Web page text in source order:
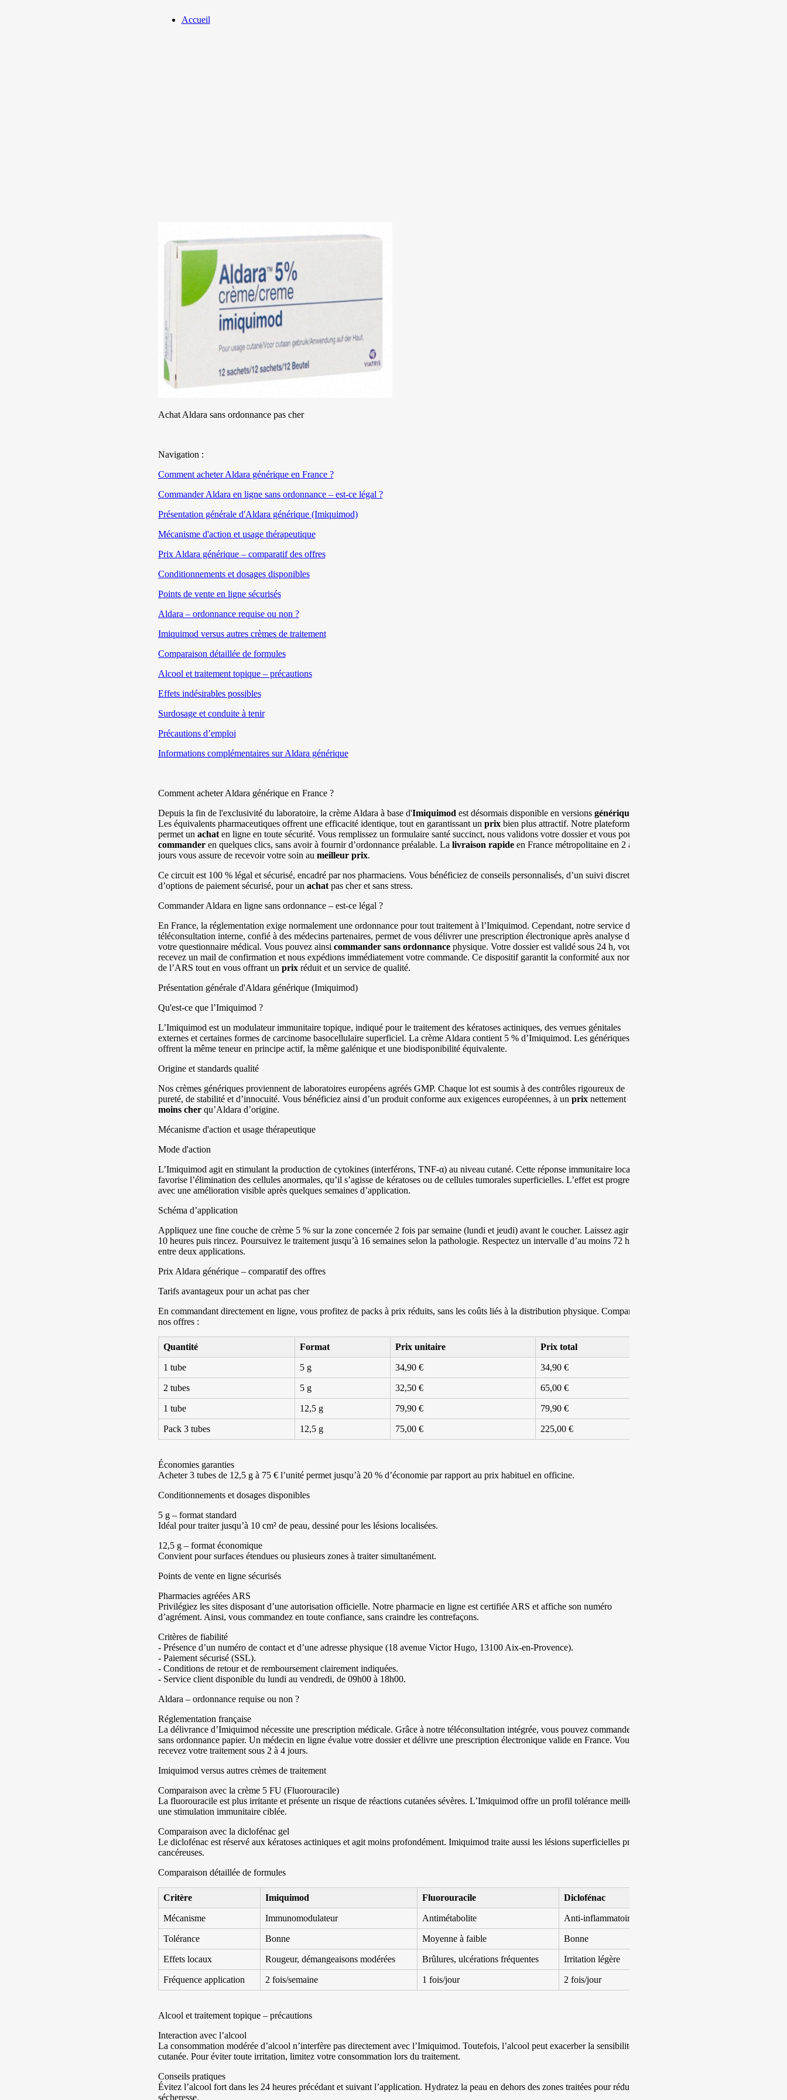
Accueil
Achat Aldara sans ordonnance pas cher
Navigation :
Comment acheter Aldara générique en France ?
Commander Aldara en ligne sans ordonnance – est-ce légal ?
Présentation générale d'Aldara générique (Imiquimod)
Mécanisme d'action et usage thérapeutique
Prix Aldara générique – comparatif des offres
Conditionnements et dosages disponibles
Points de vente en ligne sécurisés
Aldara – ordonnance requise ou non ?
Imiquimod versus autres crèmes de traitement
Comparaison détaillée de formules
Alcool et traitement topique – précautions
Effets indésirables possibles
Surdosage et conduite à tenir
Précautions d’emploi
Informations complémentaires sur Aldara générique
Comment acheter Aldara générique en France ?
Depuis la fin de l'exclusivité du laboratoire, la crème Aldara à base d'Imiquimod est désormais disponible en versions génériques
Les équivalents pharmaceutiques offrent une efficacité identique, tout en garantissant un prixbien plus attractif. Notre plateforme
permet un achaten ligne en toute sécurité. Vous remplissez un formulaire santé succinct, nous validons votre dossier et vous pouvez
commanderen quelques clics, sans avoir à fournir d’ordonnance préalable. La livraison rapideen France métropolitaine en 2 à 4
jours vous assure de recevoir votre soin au meilleur prix.
Ce circuit est 100 % légal et sécurisé, encadré par nos pharmaciens. Vous bénéficiez de conseils personnalisés, d’un suivi discret et
d’options de paiement sécurisé, pour un achatpas cher et sans stress.
Commander Aldara en ligne sans ordonnance – est-ce légal ?
En France, la réglementation exige normalement une ordonnance pour tout traitement à l’Imiquimod. Cependant, notre service de
téléconsultation interne, confié à des médecins partenaires, permet de vous délivrer une prescription électronique après analyse de
votre questionnaire médical. Vous pouvez ainsi commander sans ordonnancephysique. Votre dossier est validé sous 24 h, vous
recevez un mail de confirmation et nous expédions immédiatement votre commande. Ce dispositif garantit la conformité aux normes
de l’ARS tout en vous offrant un prixréduit et un service de qualité.
Présentation générale d'Aldara générique (Imiquimod)
Qu'est-ce que l’Imiquimod ?
L’Imiquimod est un modulateur immunitaire topique, indiqué pour le traitement des kératoses actiniques, des verrues génitales
externes et certaines formes de carcinome basocellulaire superficiel. La crème Aldara contient 5 % d’Imiquimod. Les génériques
offrent la même teneur en principe actif, la même galénique et une biodisponibilité équivalente.
Origine et standards qualité
Nos crèmes génériques proviennent de laboratoires européens agréés GMP. Chaque lot est soumis à des contrôles rigoureux de
pureté, de stabilité et d’innocuité. Vous bénéficiez ainsi d’un produit conforme aux exigences européennes, à un prixnettement
moins cherqu’Aldara d’origine.
Mécanisme d'action et usage thérapeutique
Mode d'action
L’Imiquimod agit en stimulant la production de cytokines (interférons, TNF-α) au niveau cutané. Cette réponse immunitaire locale
favorise l’élimination des cellules anormales, qu’il s’agisse de kératoses ou de cellules tumorales superficielles. L’effet est progressif,
avec une amélioration visible après quelques semaines d’application.
Schéma d’application
Appliquez une fine couche de crème 5 % sur la zone concernée 2 fois par semaine (lundi et jeudi) avant le coucher. Laissez agir 6 à
10 heures puis rincez. Poursuivez le traitement jusqu’à 16 semaines selon la pathologie. Respectez un intervalle d’au moins 72 heures
entre deux applications.
Prix Aldara générique – comparatif des offres
Tarifs avantageux pour un achat pas cher
En commandant directement en ligne, vous profitez de packs à prix réduits, sans les coûts liés à la distribution physique. Comparez
nos offres :
Quantité Format Prix unitaire Prix total
1 tube 5 g 34,90 € 34,90 €
2 tubes 5 g 32,50 € 65,00 €
1 tube 12,5 g 79,90 € 79,90 €
Pack 3 tubes 12,5 g 75,00 € 225,00 €
Économies garanties
Acheter 3 tubes de 12,5 g à 75 € l’unité permet jusqu’à 20 % d’économie par rapport au prix habituel en officine.
Conditionnements et dosages disponibles
5 g – format standard
Idéal pour traiter jusqu’à 10 cm² de peau, dessiné pour les lésions localisées.
12,5 g – format économique
Convient pour surfaces étendues ou plusieurs zones à traiter simultanément.
Points de vente en ligne sécurisés
Pharmacies agréées ARS
Privilégiez les sites disposant d’une autorisation officielle. Notre pharmacie en ligne est certifiée ARS et affiche son numéro
d’agrément. Ainsi, vous commandez en toute confiance, sans craindre les contrefaçons.
Critères de fiabilité
- Présence d’un numéro de contact et d’une adresse physique (18 avenue Victor Hugo, 13100 Aix-en-Provence).
- Paiement sécurisé (SSL).
- Conditions de retour et de remboursement clairement indiquées.
- Service client disponible du lundi au vendredi, de 09h00 à 18h00.
Aldara – ordonnance requise ou non ?
Réglementation française
La délivrance d’Imiquimod nécessite une prescription médicale. Grâce à notre téléconsultation intégrée, vous pouvez commander
sans ordonnance papier. Un médecin en ligne évalue votre dossier et délivre une prescription électronique valide en France. Vous
recevez votre traitement sous 2 à 4 jours.
Imiquimod versus autres crèmes de traitement
Comparaison avec la crème 5 FU (Fluorouracile)
La fluorouracile est plus irritante et présente un risque de réactions cutanées sévères. L’Imiquimod offre un profil tolérance meilleur et
une stimulation immunitaire ciblée.
Comparaison avec la diclofénac gel
Le diclofénac est réservé aux kératoses actiniques et agit moins profondément. Imiquimod traite aussi les lésions superficielles pré-
cancéreuses.
Comparaison détaillée de formules
Critère Imiquimod Fluorouracile Diclofénac
Mécanisme Immunomodulateur Antimétabolite Anti-inflammatoire
Tolérance Bonne Moyenne à faible Bonne
Effets locaux Rougeur, démangeaisons modérées Brûlures, ulcérations fréquentes Irritation légère
Fréquence application 2 fois/semaine 1 fois/jour 2 fois/jour
Alcool et traitement topique – précautions
Interaction avec l’alcool
La consommation modérée d’alcool n’interfère pas directement avec l’Imiquimod. Toutefois, l’alcool peut exacerber la sensibilité
cutanée. Pour éviter toute irritation, limitez votre consommation lors du traitement.
Conseils pratiques
Évitez l’alcool fort dans les 24 heures précédant et suivant l’application. Hydratez la peau en dehors des zones traitées pour réduire la
sécheresse.